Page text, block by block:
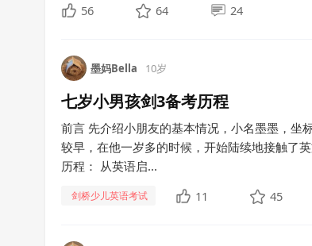
56
64 24
墨妈Bella 10岁
七岁小男孩剑3备考历程
前言 先介绍小朋友的基本情况，小名墨墨，坐
较早，在他一岁多的时候，开始陆续地接触了
历程： 从英语启...
剑桥少儿英语考试 11 45